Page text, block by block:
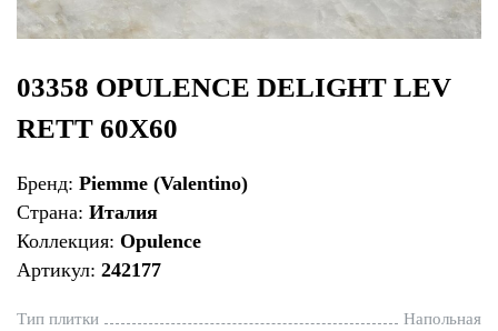
03358 OPULENCE DELIGHT LEV
RETT 60X60
Бренд: Piemme (Valentino)
Страна: Италия
Коллекция: Opulence
Артикул: 242177
Тип плитки
Напольная